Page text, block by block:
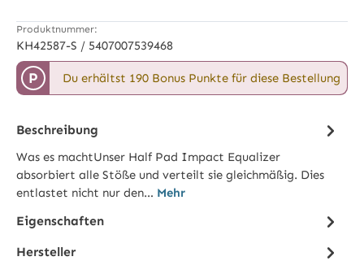
Produktnummer:
KH42587-S / 5407007539468
P Du erhältst 190 Bonus Punkte für diese Bestellung
Beschreibung
Was es machtUnser Half Pad Impact Equalizer
absorbiert alle Stöße und verteilt sie gleichmäßig. Dies
entlastet nicht nur den… Mehr
Eigenschaften
Hersteller